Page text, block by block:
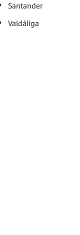
Santander
Valdáliga